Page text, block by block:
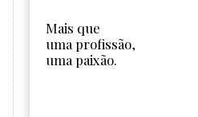
Mais que
uma profissão,
uma paixão.